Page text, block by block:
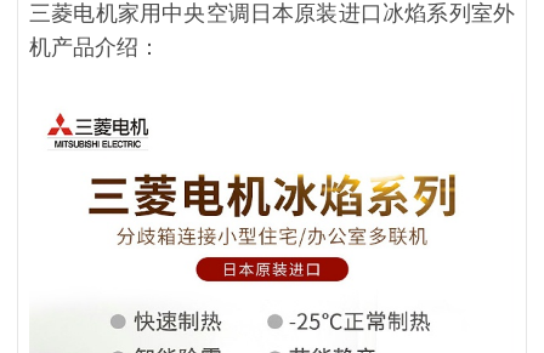
三菱电机家用中央空调日本原装进口冰焰系列室外
机产品介绍：